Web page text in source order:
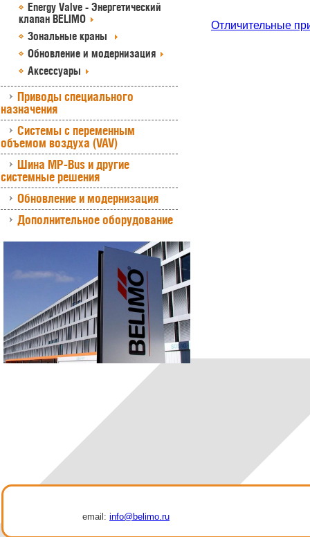
Energy Valve - Энергетический
клапан BELIMO
Зональные краны
Обновление и модернизация
Аксессуары
Приводы специального
назначения
Системы с переменным
объемом воздуха (VAV)
Шина MP-Bus и другие
системные решения
Обновление и модернизация
Дополнительное оборудование
Отличительные
email: info@belimo.ru